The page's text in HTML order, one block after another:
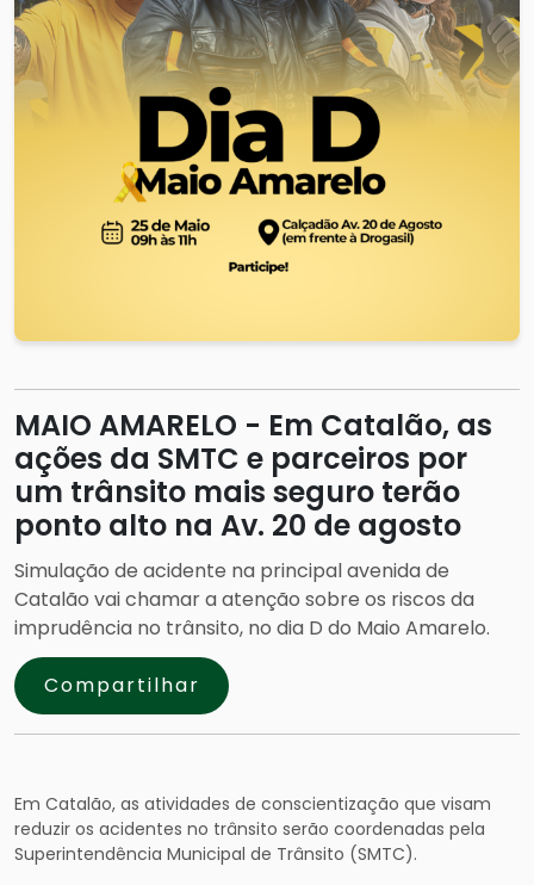
MAIO AMARELO - Em Catalão, as
ações da SMTC e parceiros por
um trânsito mais seguro terão
ponto alto na Av. 20 de agosto
Simulação de acidente na principal avenida de
Catalão vai chamar a atenção sobre os riscos da
imprudência no trânsito, no dia D do Maio Amarelo.
Compartilhar
Em Catalão, as atividades de conscientização que visam
reduzir os acidentes no trânsito serão coordenadas pela
Superintendência Municipal de Trânsito (SMTC).